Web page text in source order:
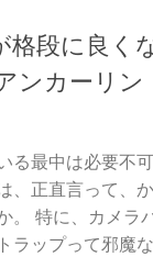
格段に良く
ンカーリン
る最中は必要不可
、正直言って、か
。 特に、カメラ
ラップって邪魔な